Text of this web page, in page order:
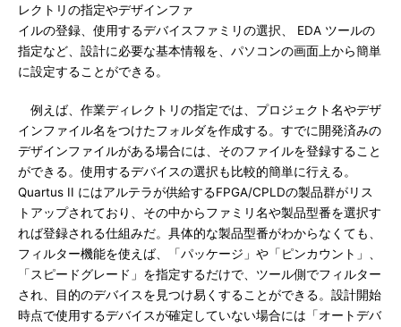
レクトリの指定やデザインファ
イルの登録、使用するデバイスファミリの選択、 EDA ツールの
指定など、設計に必要な基本情報を、パソコンの画面上から簡単
に設定することができる。
例えば、作業ディレクトリの指定では、プロジェクト名やデザ
インファイル名をつけたフォルダを作成する。すでに開発済みの
デザインファイルがある場合には、そのファイルを登録すること
ができる。使用するデバイスの選択も比較的簡単に行える。
Quartus II にはアルテラが供給するFPGA/CPLDの製品群がリス
トアップされており、その中からファミリ名や製品型番を選択す
れば登録される仕組みだ。具体的な製品型番がわからなくても、
フィルター機能を使えば、「パッケージ」や「ピンカウント」、
「スピードグレード」を指定するだけで、ツール側でフィルター
され、目的のデバイスを見つけ易くすることができる。設計開始
時点で使用するデバイスが確定していない場合には「オートデバ